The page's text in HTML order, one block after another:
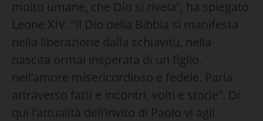
molto umane, che Dio si rivela”, ha spiegato
Leone XIV: “Il Dio della Bibbia si manifesta
nella liberazione dalla schiavitù, nella
nascita ormai insperata di un figlio,
nell’amore misericordioso e fedele. Parla
attraverso fatti e incontri, volti e storie”. Di
qui l’attualità dell’invito di Paolo vi agli